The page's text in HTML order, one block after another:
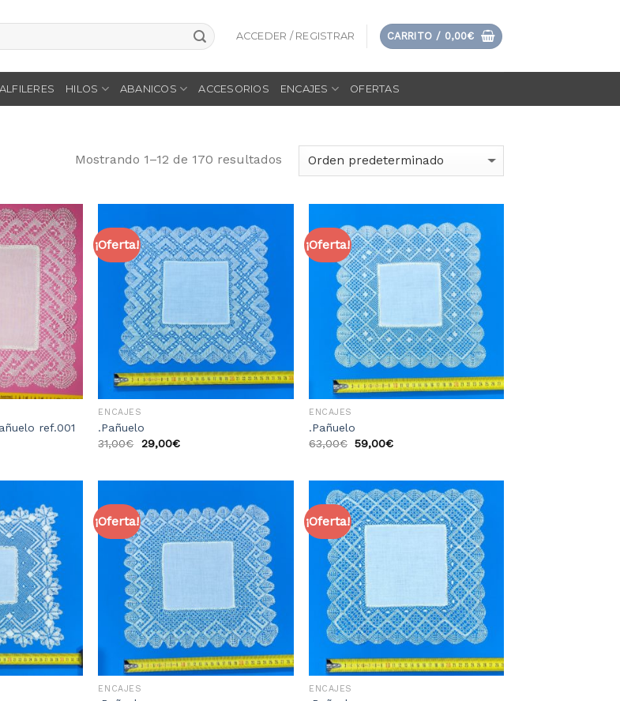
ACCEDER / REGISTRAR CARRITO / 0,00€
ALFILERES HILOS ABANICOS ACCESORIOS ENCAJES OFERTAS
Mostrando 1–12 de 170 resultados
Añadir
a la
lista
de
deseos
ref.001
¡Oferta!
Añadir
a la
lista
de
deseos
ENCAJES
.Pañuelo
31,00€ 29,00€
¡Oferta!
Añadir
a la
lista
de
deseos
ENCAJES
.Pañuelo
63,00€ 59,00€
Añadir
a la
lista
de
deseos
¡Oferta!
Añadir
a la
lista
de
deseos
ENCAJES
¡Oferta!
Añadir
a la
lista
de
deseos
ENCAJES